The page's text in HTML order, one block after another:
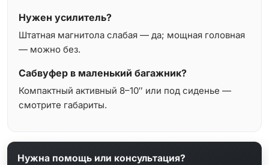
Нужен усилитель?
Штатная магнитола слабая — да; мощная головная
— можно без.
Сабвуфер в маленький багажник?
Компактный активный 8–10″ или под сиденье —
смотрите габариты.
Нужна помощь или консультация?